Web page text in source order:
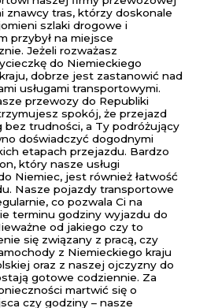
tras, którzy doskonale
szlaki drogowe i
przybył na miejsce
Jeżeli rozważasz
do Niemieckiego
dobrze jest zastanowić nad
usługami transportowymi.
przewozy do Republiki
spokój, że przejazd
bez trudności, a Ty podróżujący
doświadczyć dogodnymi
etapach przejazdu. Bardzo
który nasze usługi
Niemiec, jest również łatwość
Nasze pojazdy transportowe
co pozwala Ci na
terminu godziny wyjazdu do
od jakiego czy to
się związany z pracą, czy
z Niemieckiego kraju
oraz z naszej ojczyzny do
gotowe codziennie. Za
martwić się o
czy godziny – nasze